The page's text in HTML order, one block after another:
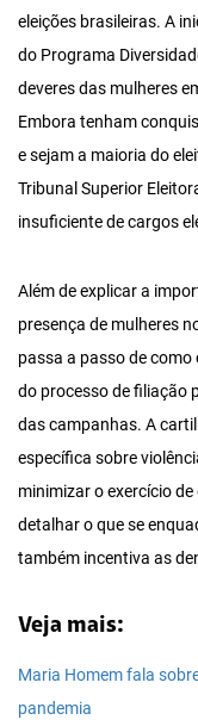
eleições brasileiras. A
do Programa
deveres das mulheres
Embora tenham
e sejam a maioria do
Tribunal Superior
insuficiente de cargos
Além de explicar a
presença de mulheres
passa a passo de
do processo de filiação
das campanhas. A
específica sobre
minimizar o exercício
detalhar o que se
também incentiva as
Veja mais:
Maria Homem fala
pandemia